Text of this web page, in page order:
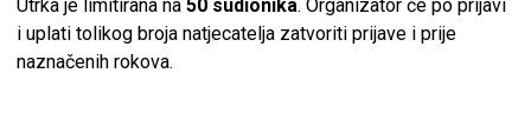
Utrka je limitirana na50 sudionika. Organizator će po prijavi
i uplati tolikog broja natjecatelja zatvoriti prijave i prije
naznačenih rokova.